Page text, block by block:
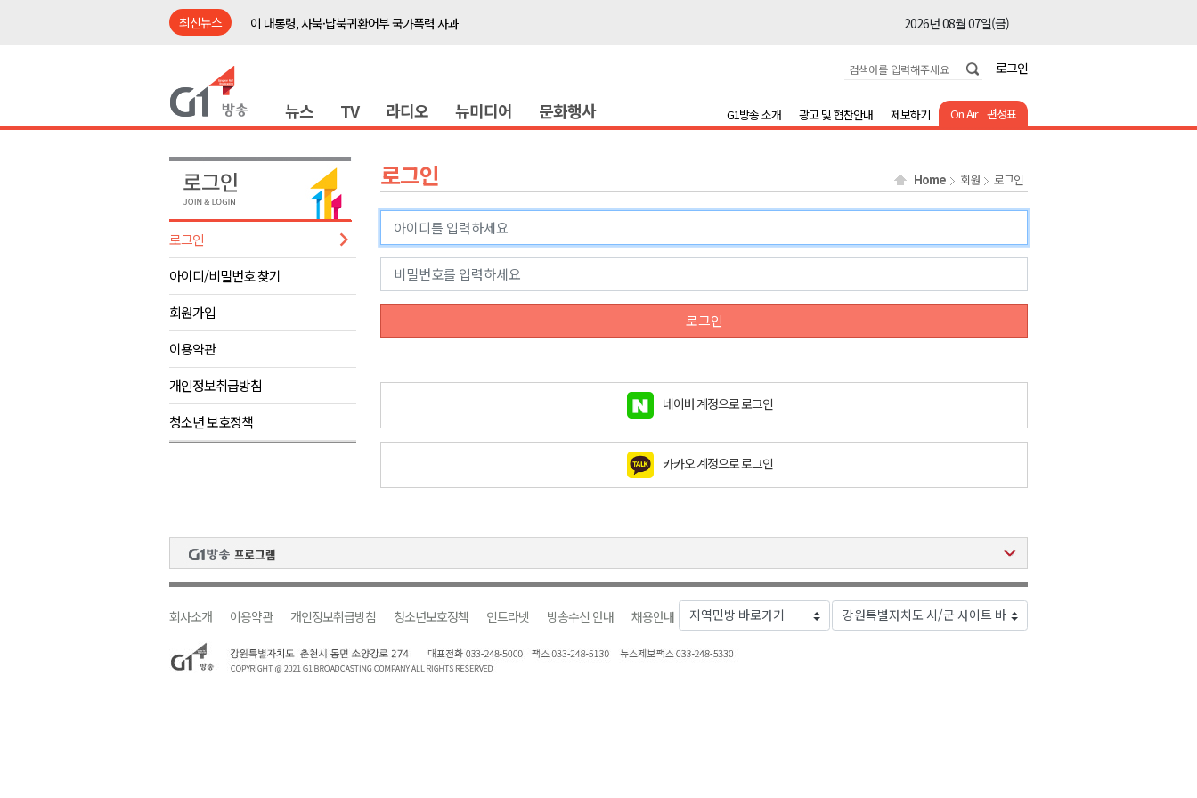
최신뉴스
이 대통령, 사북·납북귀환어부 국가폭력 사과
2026년 08월 07일(금)
2026년 08월 07일(금)
이광재 국회 예결위원장, 강릉시 초청 특별 강연
2026년 08월 07일(금)
육동한 시장, 국제스케이트장 춘천 유치 건의
영월군, 국·도비 확보 보고회 개최
2026년 08월 07일(금)
삼척 공공산후조리원 이전 시급
강원자치도교육청 교감급 이상 387명 인사
2026년 08월 07일(금)
도-시군 첫 간담회..우상호 "하나된 공동체"
이 대통령, 사북·납북귀환어부 국가폭력 사과
2026년 08월 07일(금)
여름축제 더위와 전쟁..물놀이 접목
2026년 08월 07일(금)
강원도, 최휘영 문체부장관과 정책간담회
이광재 국회 예결위원장, 강릉시 초청 특별 강연
검찰청 폐지..해결 과제 산적
강원자치도교육청 교감급 이상 387명 인사
2026년 08월 07일(금)
로그인
뉴스 TV 라디오 뉴미디어 문화행사 On Air 편성표
G1방송 소개 광고 및 협찬안내 제보하기
로그인
아이디/비밀번호 찾기
회원가입
이용약관
개인정보취급방침
청소년 보호정책
로그인 Home 회원 로그인
로그인
네이버 계정으로 로그인
카카오 계정으로 로그인
회사소개 이용약관 개인정보취급방침 청소년보호정책 인트라넷 방송수신 안내 채용안내